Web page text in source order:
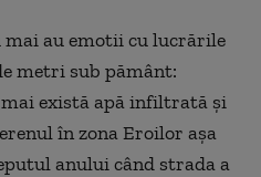
au emotii cu lucrările
metri sub pământ:
există apă infiltrată şi
în zona Eroilor aşa
anului când strada a